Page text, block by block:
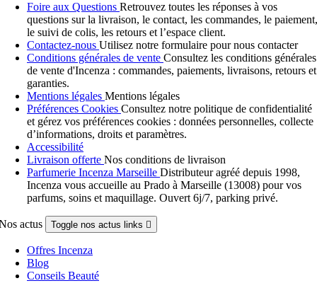
Foire aux Questions Retrouvez toutes les réponses à vos
questions sur la livraison, le contact, les commandes, le paiement,
le suivi de colis, les retours et l’espace client.
Contactez-nous Utilisez notre formulaire pour nous contacter
Conditions générales de vente Consultez les conditions générales
de vente d'Incenza : commandes, paiements, livraisons, retours et
garanties.
Mentions légales Mentions légales
Préférences Cookies Consultez notre politique de confidentialité
et gérez vos préférences cookies : données personnelles, collecte
d’informations, droits et paramètres.
Accessibilité
Livraison offerte Nos conditions de livraison
Parfumerie Incenza Marseille Distributeur agréé depuis 1998,
Incenza vous accueille au Prado à Marseille (13008) pour vos
parfums, soins et maquillage. Ouvert 6j/7, parking privé.
actus Toggle nos actus links 
Offres Incenza
Blog
Conseils Beauté